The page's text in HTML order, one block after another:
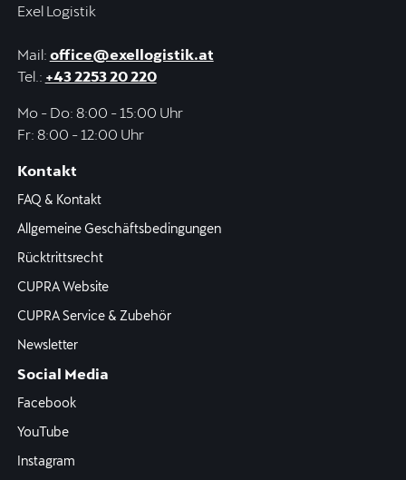
Exel Logistik
Mail: office@exellogistik.at
Tel.: +43 2253 20 220
Mo - Do: 8:00 - 15:00 Uhr
Fr: 8:00 - 12:00 Uhr
Kontakt
FAQ & Kontakt
Allgemeine Geschäftsbedingungen
Rücktrittsrecht
CUPRA Website
CUPRA Service & Zubehör
Newsletter
Social Media
Facebook
YouTube
Instagram